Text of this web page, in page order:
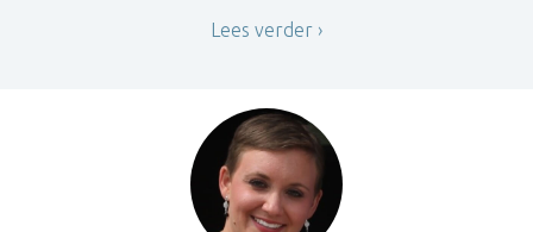
Lees verder